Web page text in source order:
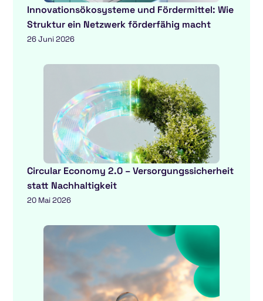
Innovationsökosysteme und Fördermittel: Wie
Struktur ein Netzwerk förderfähig macht
26 Juni 2026
Circular Economy 2.0 – Versorgungssicherheit
statt Nachhaltigkeit
20 Mai 2026